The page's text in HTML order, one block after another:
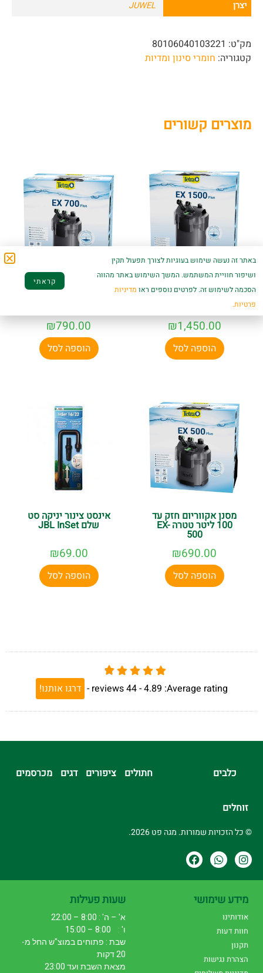
יצרן JUWEL
מק"ט: 80106040103221
קטגוריה: חומרי סינון ומדיות
מוצרים קשורים
מסנן אקווריום חזק עד
₪1,450.00
הוספה לסל
מסנן אקווריום חזק עד
₪790.00
הוספה לסל
מסנן אקווריום חזק עד
100 ליטר טטרה EX-
500
₪690.00
הוספה לסל
אינסט צינור יניקה סט
שלם JBL InSet
₪69.00
הוספה לסל
Average rating:
4.89 -
44
reviews
- דרגו אותנו!
כלבים חתולים ציפורים דגים מכרסמים
זוחלים
© כל הזכויות שמורות. מגה פט 2026.
מידע שימושי
אודותינו
חוות דעות
תקנון
הצהרת נגישות
שעות פעילות
א' – ה' : 8:00 – 22:00
ו' : 8:00 – 15:00
שבת : פתוחים במוצ"ש החל מ-
20 דקות
מצאת השבת ועד 23:00
באתר זה נעשה שימוש בעוגיות לצורך תפעול תקין
ושיפור חוויית המשתמש. המשך השימוש באתר מהווה
הסכמה לשימוש זה. לפרטים נוספים ראו מדיניות
פרטיות.
קראתי